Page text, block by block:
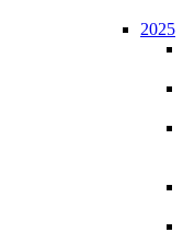
2025